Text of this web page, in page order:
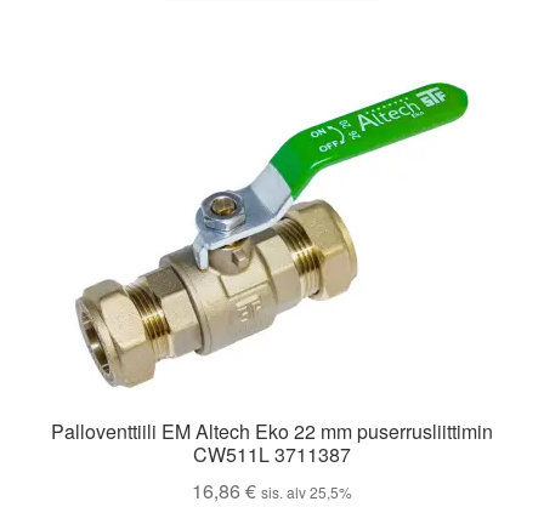
Palloventtiili EM Altech Eko 22 mm puserrusliittimin
CW511L 3711387
16,86 € sis. alv 25,5%